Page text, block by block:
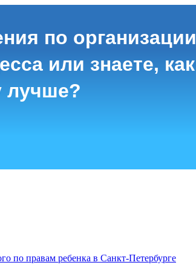
по организации
или знаете, как
лучше?
по правам ребенка в Санкт-Петербурге